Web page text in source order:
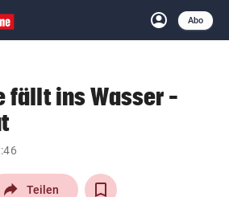
account_circle
Anmelden
Abo
close Schließen
arrow_right
fällt ins Wasser –
Teilen